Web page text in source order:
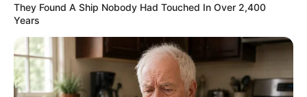
They Found A Ship Nobody Had Touched In Over 2,400
Years